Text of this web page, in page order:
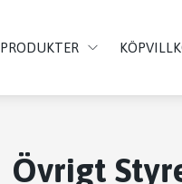
PRODUKTER
Övrigt